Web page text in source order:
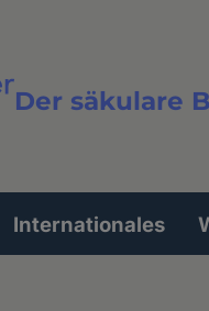
Der säkulare
Volltextsuche
Internationales